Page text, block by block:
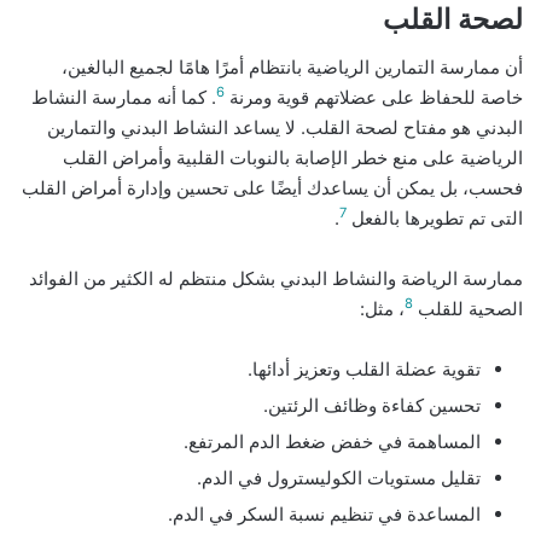
لصحة القلب
أن ممارسة التمارين الرياضية بانتظام أمرًا هامًا لجميع البالغين،
خاصة للحفاظ على عضلاتهم قوية ومرنة 6. كما أنه ممارسة النشاط
البدني هو مفتاح لصحة القلب. لا يساعد النشاط البدني والتمارين
الرياضية على منع خطر الإصابة بالنوبات القلبية وأمراض القلب
فحسب، بل يمكن أن يساعدك أيضًا على تحسين وإدارة أمراض القلب
التى تم تطويرها بالفعل 7
.
ممارسة الرياضة والنشاط البدني بشكل منتظم له الكثير من الفوائد
الصحية للقلب 8، مثل:
تقوية عضلة القلب وتعزيز أدائها.
تحسين كفاءة وظائف الرئتين.
المساهمة في خفض ضغط الدم المرتفع.
تقليل مستويات الكوليسترول في الدم.
المساعدة في تنظيم نسبة السكر في الدم.